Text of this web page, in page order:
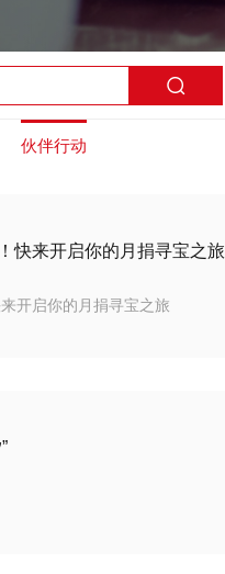
伙伴行动
快来开启你的月捐寻宝之旅
开启你的月捐寻宝之旅